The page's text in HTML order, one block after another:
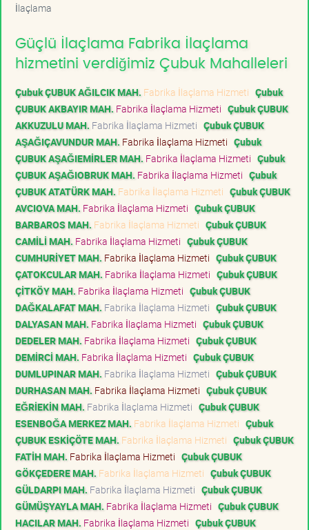
İlaçlama
Güçlü İlaçlama Fabrika İlaçlama
hizmetini verdiğimiz Çubuk Mahalleleri
Çubuk ÇUBUK AĞILCIK MAH. Fabrika İlaçlama Hizmeti Çubuk
ÇUBUK AKBAYIR MAH. Fabrika İlaçlama Hizmeti Çubuk ÇUBUK
AKKUZULU MAH. Fabrika İlaçlama Hizmeti Çubuk ÇUBUK
AŞAĞIÇAVUNDUR MAH. Fabrika İlaçlama Hizmeti Çubuk
ÇUBUK AŞAĞIEMİRLER MAH. Fabrika İlaçlama Hizmeti Çubuk
ÇUBUK AŞAĞIOBRUK MAH. Fabrika İlaçlama Hizmeti Çubuk
ÇUBUK ATATÜRK MAH. Fabrika İlaçlama Hizmeti Çubuk ÇUBUK
AVCIOVA MAH. Fabrika İlaçlama Hizmeti Çubuk ÇUBUK
BARBAROS MAH. Fabrika İlaçlama Hizmeti Çubuk ÇUBUK
CAMİLİ MAH. Fabrika İlaçlama Hizmeti Çubuk ÇUBUK
CUMHURİYET MAH. Fabrika İlaçlama Hizmeti Çubuk ÇUBUK
ÇATOKCULAR MAH. Fabrika İlaçlama Hizmeti Çubuk ÇUBUK
ÇİTKÖY MAH. Fabrika İlaçlama Hizmeti Çubuk ÇUBUK
DAĞKALAFAT MAH. Fabrika İlaçlama Hizmeti Çubuk ÇUBUK
DALYASAN MAH. Fabrika İlaçlama Hizmeti Çubuk ÇUBUK
DEDELER MAH. Fabrika İlaçlama Hizmeti Çubuk ÇUBUK
DEMİRCİ MAH. Fabrika İlaçlama Hizmeti Çubuk ÇUBUK
DUMLUPINAR MAH. Fabrika İlaçlama Hizmeti Çubuk ÇUBUK
DURHASAN MAH. Fabrika İlaçlama Hizmeti Çubuk ÇUBUK
EĞRİEKİN MAH. Fabrika İlaçlama Hizmeti Çubuk ÇUBUK
ESENBOĞA MERKEZ MAH. Fabrika İlaçlama Hizmeti Çubuk
ÇUBUK ESKİÇÖTE MAH. Fabrika İlaçlama Hizmeti Çubuk ÇUBUK
FATİH MAH. Fabrika İlaçlama Hizmeti Çubuk ÇUBUK
GÖKÇEDERE MAH. Fabrika İlaçlama Hizmeti Çubuk ÇUBUK
GÜLDARPI MAH. Fabrika İlaçlama Hizmeti Çubuk ÇUBUK
GÜMÜŞYAYLA MAH. Fabrika İlaçlama Hizmeti Çubuk ÇUBUK
HACILAR MAH. Fabrika İlaçlama Hizmeti Çubuk ÇUBUK